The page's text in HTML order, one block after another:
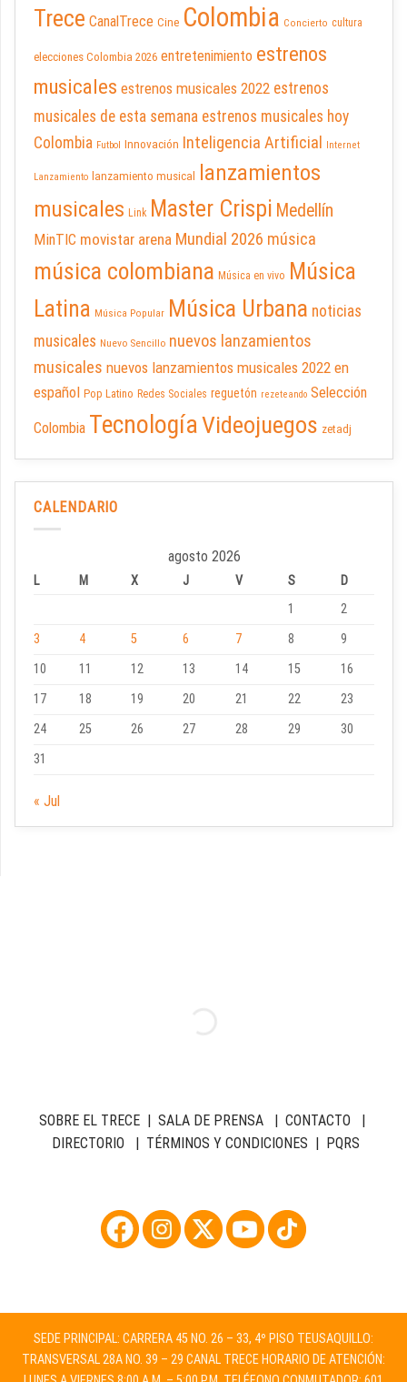
Trece CanalTrece Cine Colombia Concierto cultura
elecciones Colombia 2026 entretenimiento estrenos
musicales estrenos musicales 2022 estrenos
musicales de esta semana estrenos musicales hoy
Colombia Futbol Innovación Inteligencia Artificial Internet
Lanzamiento lanzamiento musical
lanzamientos
musicales Link Master Crispi Medellín
MinTIC movistar arena Mundial 2026 música
música colombiana Música en vivo Música
Latina Música Popular Música Urbana noticias
musicales Nuevo Sencillo nuevos lanzamientos
musicales nuevos lanzamientos musicales 2022 en
español Pop Latino Redes Sociales reguetón rezeteando Selección
Colombia TecnologíaVideojuegos zetadj
CALENDARIO
agosto 2026
L M X J V S
D
1
2
3
4 5 6 7 8
9
10
11 12 13 14 15
16
17
18 19 20 21 22
23
24
25 26 27 28 29
30
31
« Jul
SOBRE EL TRECE| SALA DE PRENSA| CONTACTO |
DIRECTORIO | TÉRMINOS Y CONDICIONES | PQRS
SEDE PRINCIPAL: CARRERA 45 NO. 26 – 33, 4º PISO TEUSAQUILLO:
TRANSVERSAL 28A NO. 39 – 29 CANAL TRECE HORARIO DE ATENCIÓN: